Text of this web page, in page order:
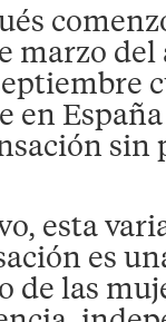
marzo del
en
sin
esta
es
de las